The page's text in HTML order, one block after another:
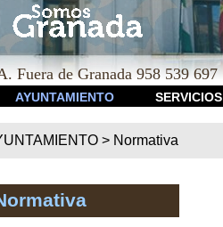
de Granada 958 539 697
AYUNTAMIENTO SERVICIOS
> Normativa